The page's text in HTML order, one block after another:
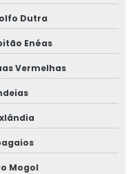
Dutra
Enéas
Vermelhas
Mogol